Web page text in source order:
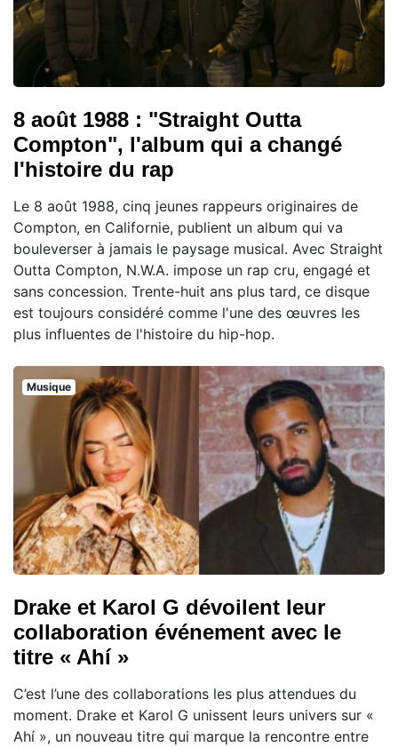
8 août 1988 : "Straight Outta
Compton", l'album qui a changé
l'histoire du rap
Le 8 août 1988, cinq jeunes rappeurs originaires de
Compton, en Californie, publient un album qui va
bouleverser à jamais le paysage musical. Avec Straight
Outta Compton, N.W.A. impose un rap cru, engagé et
sans concession. Trente-huit ans plus tard, ce disque
est toujours considéré comme l'une des œuvres les
plus influentes de l'histoire du hip-hop.
Musique
Drake et Karol G dévoilent leur
collaboration événement avec le
titre « Ahí »
C’est l’une des collaborations les plus attendues du
moment. Drake et Karol G unissent leurs univers sur «
Ahí », un nouveau titre qui marque la rencontre entre